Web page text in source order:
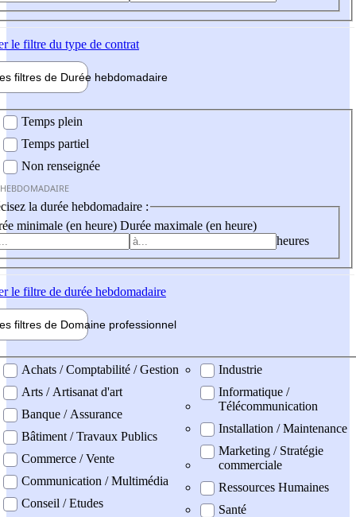
le filtre du type de contrat
filtres de Durée hebdomadaire
Temps plein
Temps partiel
Non renseignée
la durée hebdomadaire :
minimale (en heure) Durée maximale (en heure)
heures
le filtre de durée hebdomadaire
filtres de Domaine professionnel
professionel
Achats / Comptabilité / Gestion
Arts / Artisanat d'art
Banque / Assurance
Bâtiment / Travaux Publics
Commerce / Vente
Communication / Multimédia
Conseil / Etudes
Industrie
Informatique /
Télécommunication
Installation / Maintenance
Marketing / Stratégie
commerciale
Ressources Humaines
Santé